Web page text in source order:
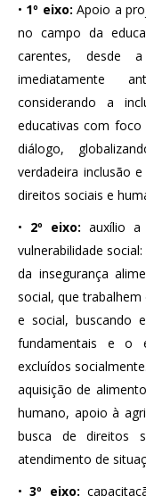
• 1º eixo: Apoio a
no campo da
carentes, desde
imediatamente
considerando a
educativas com
diálogo,
verdadeira inclusão
direitos sociais e
• 2º eixo: auxílio a
vulnerabilidade
da insegurança
social, que
e social, buscando
fundamentais e o
excluídos
aquisição de
humano, apoio à
busca de direitos
atendimento de
•3º eixo: